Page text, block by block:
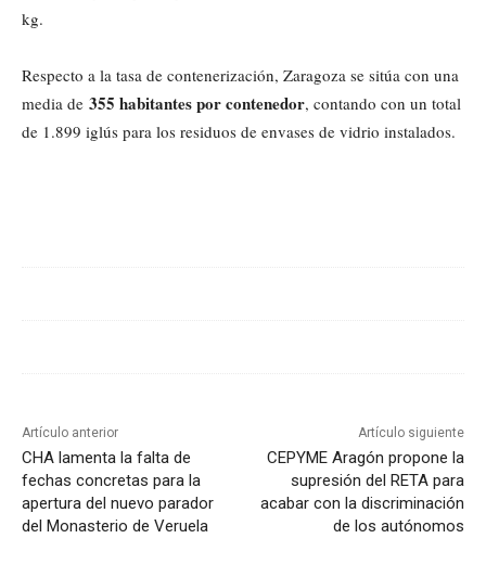
kg.
Respecto a la tasa de contenerización, Zaragoza se sitúa con una
media de 355 habitantes por contenedor, contando con un total
de 1.899 iglús para los residuos de envases de vidrio instalados.
Artículo anterior
CHA lamenta la falta de
fechas concretas para la
apertura del nuevo parador
del Monasterio de Veruela
Artículo siguiente
CEPYME Aragón propone la
supresión del RETA para
acabar con la discriminación
de los autónomos